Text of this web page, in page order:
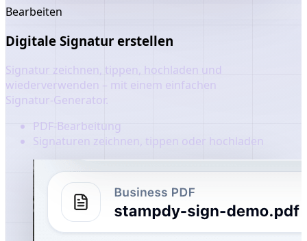
Bearbeiten
Digitale Signatur erstellen
Signatur zeichnen, tippen, hochladen und
wiederverwenden – mit einem einfachen
Signatur‑Generator.
PDF-Bearbeitung
Signaturen zeichnen, tippen oder hochladen